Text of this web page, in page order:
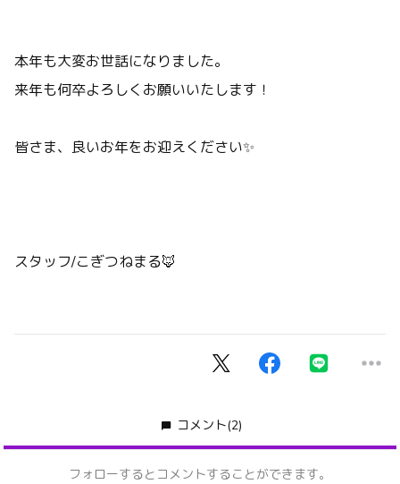
本年も大変お世話になりました。
来年も何卒よろしくお願いいたします！
皆さま、良いお年をお迎えください✨
スタッフ/こぎつねまる🦊
コメント(2)
フォローするとコメントすることができます。